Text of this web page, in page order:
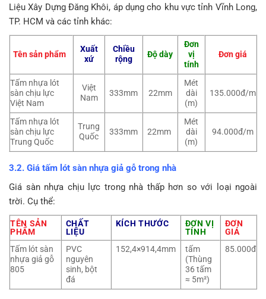
Liệu Xây Dựng Đăng Khôi, áp dụng cho khu vực tỉnh Vĩnh Long,
TP. HCM và các tỉnh khác:
Tên sản phẩm
Xuất
xứ
Chiều
rộng
Độ dày
Đơn
vị
tính
Đơn giá
Tấm nhựa lót
sàn chịu lực
Việt Nam
Việt
Nam
333mm 22mm
Mét
dài
(m)
135.000đ/m
Tấm nhựa lót
sàn chịu lực
Trung Quốc
Trung
Quốc
333mm 22mm
Mét
dài
(m)
94.000đ/m
3.2. Giá tấm lót sàn nhựa giả gỗ trong nhà
Giá sàn nhựa chịu lực trong nhà thấp hơn so với loại ngoài
trời. Cụ thể:
TÊN SẢN
PHẨM
CHẤT
LIỆU
KÍCH THƯỚC
ĐƠN VỊ
TÍNH
ĐƠN
GIÁ
Tấm lót sàn
nhựa giả gỗ
805
PVC
nguyên
sinh, bột
đá
152,4×914,4mm
tấm
(Thùng
36 tấm
≈ 5m²)
85.000đ